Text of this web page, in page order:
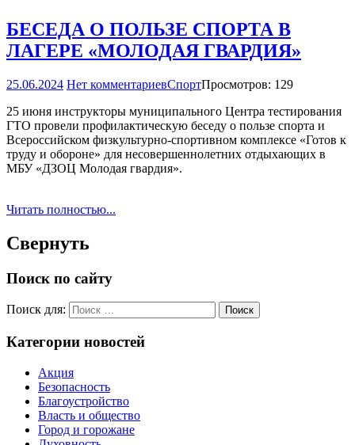
БЕСЕДА О ПОЛЬЗЕ СПОРТА В
ЛАГЕРЕ «МОЛОДАЯ ГВАРДИЯ»
25.06.2024 Нет комментариевСпортПросмотров: 129
25 июня инструкторы муниципального Центра тестирования
ГТО провели профилактическую беседу о пользе спорта и
Всероссийском физкультурно-спортивном комплексе «Готов к
труду и обороне» для несовершеннолетних отдыхающих в
МБУ «ДЗОЦ Молодая гвардия».
Читать полностью...
Свернуть
Поиск по сайту
Поиск для: Поиск
Категории новостей
Акция
Безопасность
Благоустройство
Власть и общество
Город и горожане